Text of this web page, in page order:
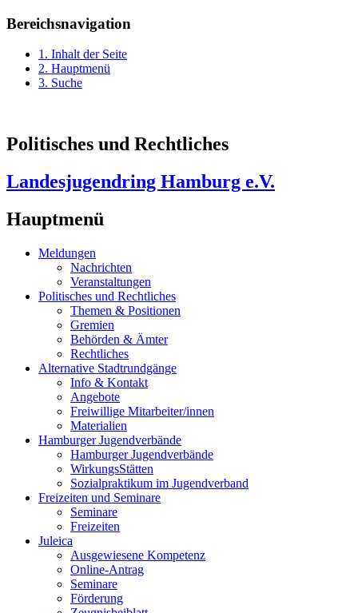
Bereichsnavigation
1. Inhalt der Seite
2. Hauptmenü
3. Suche
Politisches und Rechtliches
Landesjugendring Hamburg e.V.
Hauptmenü
Meldungen
Nachrichten
Veranstaltungen
Politisches und Rechtliches
Themen & Positionen
Gremien
Behörden & Ämter
Rechtliches
Alternative Stadtrundgänge
Info & Kontakt
Angebote
Freiwillige Mitarbeiter/innen
Materialien
Hamburger Jugendverbände
Hamburger Jugendverbände
WirkungsStätten
Sozialpraktikum im Jugendverband
Freizeiten und Seminare
Seminare
Freizeiten
Juleica
Ausgewiesene Kompetenz
Online-Antrag
Seminare
Förderung